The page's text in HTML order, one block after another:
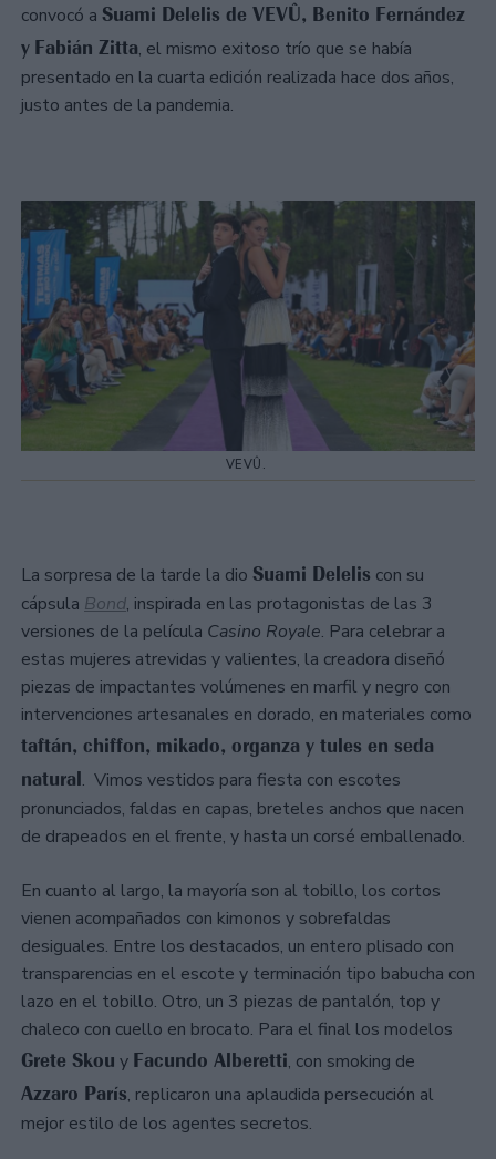
convocó a Suami Delelis de VEVÛ, Benito Fernández
y Fabián Zitta, el mismo exitoso trío que se había
presentado en la cuarta edición realizada hace dos años,
justo antes de la pandemia.
VEVÛ.
La sorpresa de la tarde la dio Suami Delelis con su
cápsula Bond, inspirada en las protagonistas de las 3
versiones de la película Casino Royale. Para celebrar a
estas mujeres atrevidas y valientes, la creadora diseñó
piezas de impactantes volúmenes en marfil y negro con
intervenciones artesanales en dorado, en materiales como
taftán, chiffon, mikado, organza y tules en seda
natural. Vimos vestidos para fiesta con escotes
pronunciados, faldas en capas, breteles anchos que nacen
de drapeados en el frente, y hasta un corsé emballenado.
En cuanto al largo, la mayoría son al tobillo, los cortos
vienen acompañados con kimonos y sobrefaldas
desiguales. Entre los destacados, un entero plisado con
transparencias en el escote y terminación tipo babucha con
lazo en el tobillo. Otro, un 3 piezas de pantalón, top y
chaleco con cuello en brocato. Para el final los modelos
Grete Skou y Facundo Alberetti, con smoking de
Azzaro París, replicaron una aplaudida persecución al
mejor estilo de los agentes secretos.